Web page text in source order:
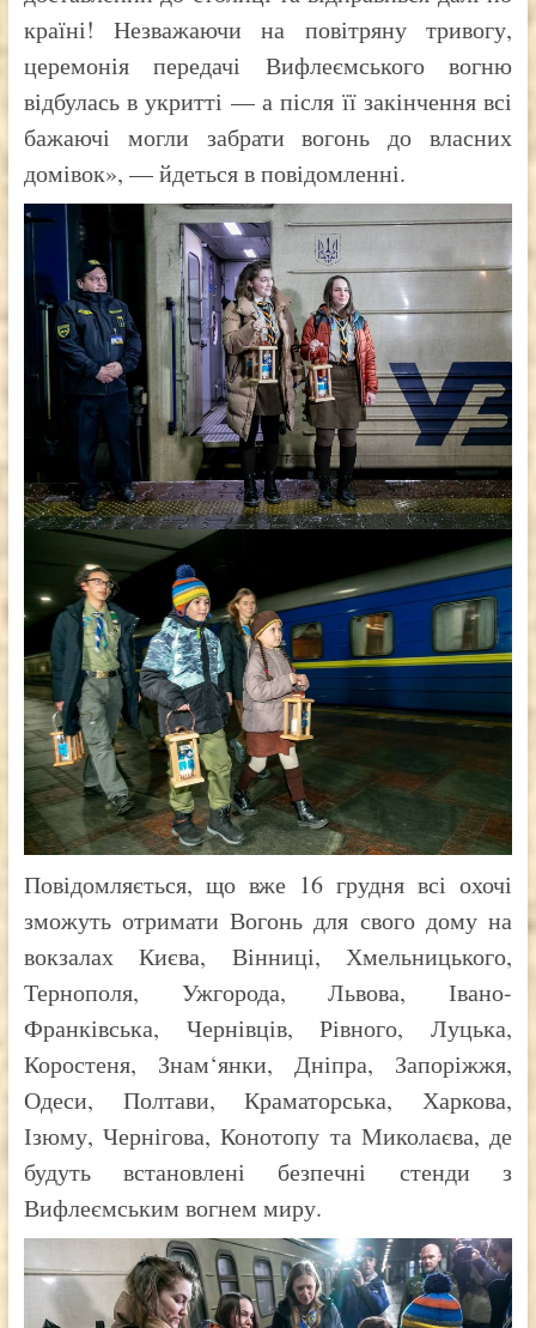
країні! Незважаючи на повітряну тривогу,
церемонія передачі Вифлеємського вогню
відбулась в укритті — а після її закінчення всі
бажаючі могли забрати вогонь до власних
домівок», — йдеться в повідомленні.
Повідомляється, що вже 16 грудня всі охочі
зможуть отримати Вогонь для свого дому на
вокзалах Києва, Вінниці, Хмельницького,
Тернополя, Ужгорода, Львова, Івано-
Франківська, Чернівців, Рівного, Луцька,
Коростеня, Знам‘янки, Дніпра, Запоріжжя,
Одеси, Полтави, Краматорська, Харкова,
Ізюму, Чернігова, Конотопу та Миколаєва, де
будуть встановлені безпечні стенди з
Вифлеємським вогнем миру.